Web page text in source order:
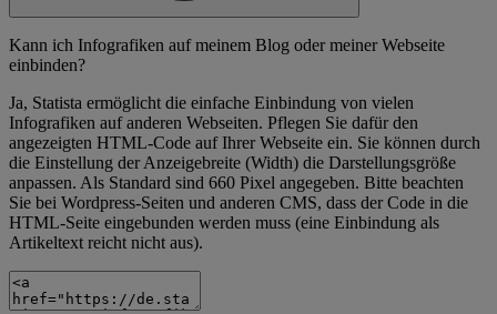
Kann ich Infografiken auf meinem Blog oder meiner Webseite
einbinden?
Ja, Statista ermöglicht die einfache Einbindung von vielen
Infografiken auf anderen Webseiten. Pflegen Sie dafür den
angezeigten HTML-Code auf Ihrer Webseite ein. Sie können durch
die Einstellung der Anzeigebreite (Width) die Darstellungsgröße
anpassen. Als Standard sind 660 Pixel angegeben. Bitte beachten
Sie bei Wordpress-Seiten und anderen CMS, dass der Code in die
HTML-Seite eingebunden werden muss (eine Einbindung als
Artikeltext reicht nicht aus).